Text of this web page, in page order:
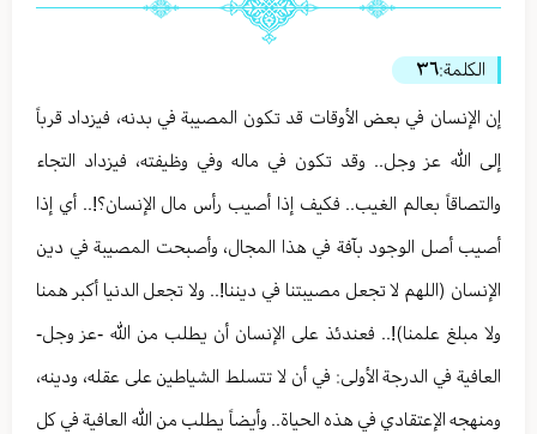
الكلمة:٣٦
إن الإنسان في بعض الأوقات قد تكون المصيبة في بدنه، فيزداد قرباً
إلى الله عز وجل.. وقد تكون في ماله وفي وظيفته، فيزداد التجاء
والتصاقاً بعالم الغيب.. فكيف إذا أصيب رأس مال الإنسان؟!.. أي إذا
أصيب أصل الوجود بآفة في هذا المجال، وأصبحت المصيبة في دين
الإنسان (اللهم لا تجعل مصيبتنا في ديننا!.. ولا تجعل الدنيا أكبر همنا
ولا مبلغ علمنا)!.. فعندئذ على الإنسان أن يطلب من الله -عز وجل-
العافية في الدرجة الأولى: في أن لا تتسلط الشياطين على عقله، ودينه،
ومنهجه الإعتقادي في هذه الحياة.. وأيضاً يطلب من الله العافية في كل